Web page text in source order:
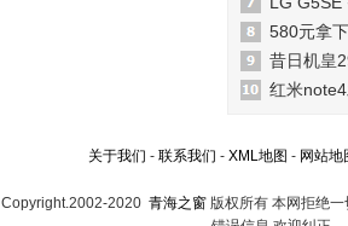
580元拿
昔日机皇
红米
关于我们 - 联系我们 - XML地图 - 网站地
Copyright.2002-2020 青海之窗 版权所有 本网拒绝